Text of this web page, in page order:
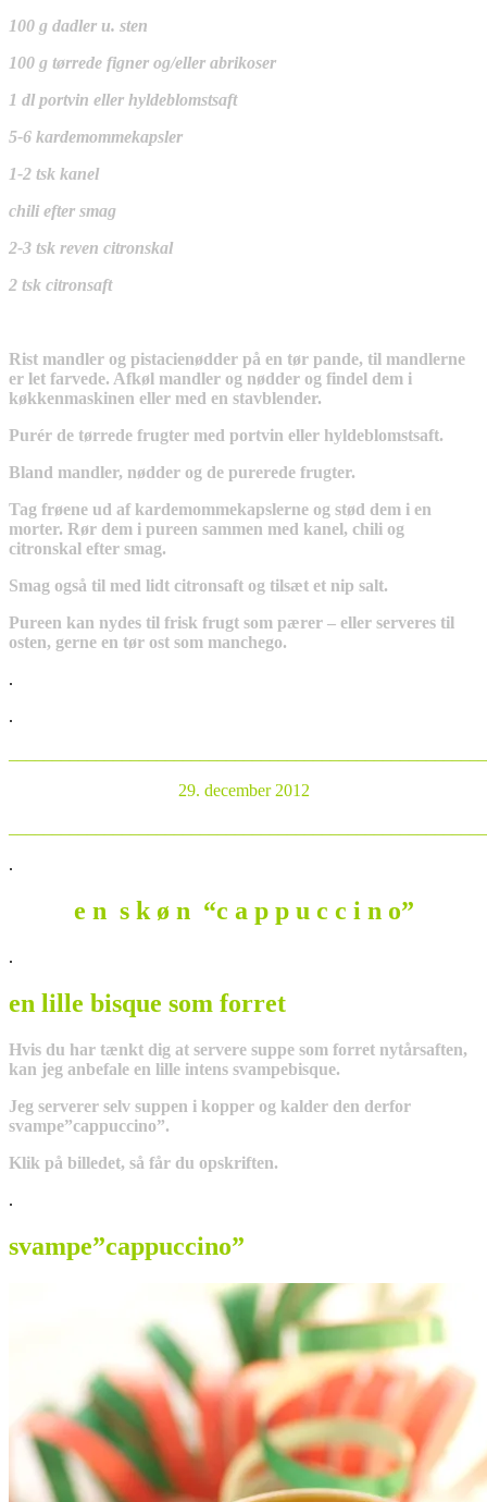
100 g dadler u. sten
100 g tørrede figner og/eller abrikoser
1 dl portvin eller hyldeblomstsaft
5-6 kardemommekapsler
1-2 tsk kanel
chili efter smag
2-3 tsk reven citronskal
2 tsk citronsaft
Rist mandler og pistacienødder på en tør pande, til mandlerne
er let farvede. Afkøl mandler og nødder og findel dem i
køkkenmaskinen eller med en stavblender.
Purér de tørrede frugter med portvin eller hyldeblomstsaft.
Bland mandler, nødder og de purerede frugter.
Tag frøene ud af kardemommekapslerne og stød dem i en
morter. Rør dem i pureen sammen med kanel, chili og
citronskal efter smag.
Smag også til med lidt citronsaft og tilsæt et nip salt.
Pureen kan nydes til frisk frugt som pærer – eller serveres til
osten, gerne en tør ost som manchego.
.
.
29. december 2012
.
e n s k ø n “c a p p u c c i n o”
.
en lille bisque som forret
Hvis du har tænkt dig at servere suppe som forret nytårsaften,
kan jeg anbefale en lille intens svampebisque.
Jeg serverer selv suppen i kopper og kalder den derfor
svampe”cappuccino”.
Klik på billedet, så får du opskriften.
.
svampe”cappuccino”